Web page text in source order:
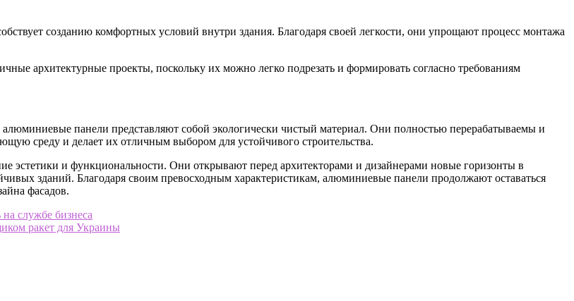
созданию комфортных условий внутри здания. Благодаря своей легкости, они упрощают процесс монтажа
архитектурные проекты, поскольку их можно легко подрезать и формировать согласно требованиям
панели представляют собой экологически чистый материал. Они полностью перерабатываемы и
среду и делает их отличным выбором для устойчивого строительства.
эстетики и функциональности. Они открывают перед архитекторами и дизайнерами новые горизонты в
зданий. Благодаря своим превосходным характеристикам, алюминиевые панели продолжают оставаться
фасадов.
службе бизнеса
ракет для Украины